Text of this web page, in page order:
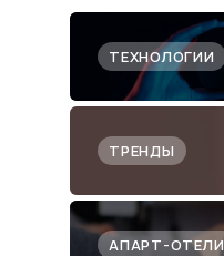
ТЕХНОЛОГИИ
ТРЕНДЫ
АПАРТ-ОТЕЛИ